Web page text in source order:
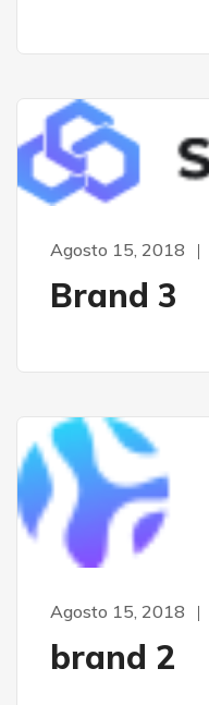
Agosto 15, 2018
Brand 3
Agosto 15, 2018
brand 2